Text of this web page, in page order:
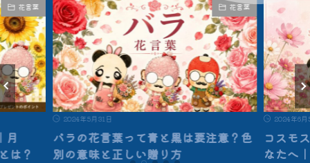
花言葉
月
は？
花言葉
2024年5月31日
バラの花言葉って青と黒は要注意？色
別の意味と正しい贈り方
2024年6
コスモ
なたへ